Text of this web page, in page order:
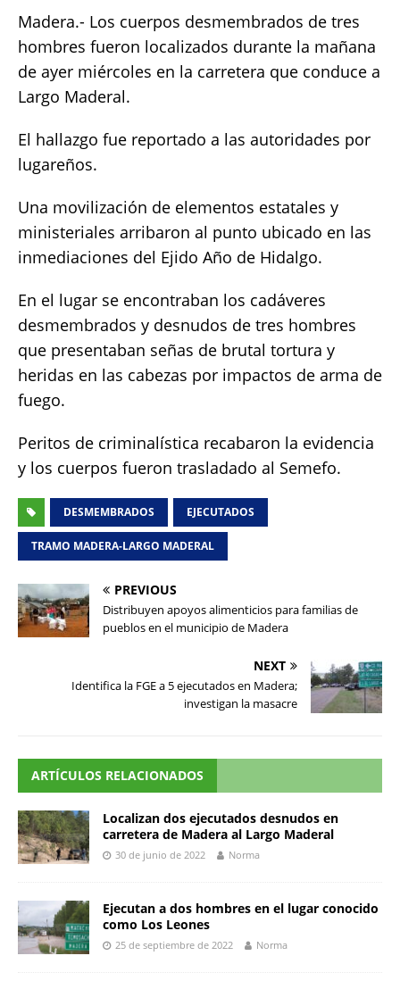
b
o
o
k
r A
p
p
Li
n
k
Madera.- Los cuerpos desmembrados de tres
hombres fueron localizados durante la mañana
de ayer miércoles en la carretera que conduce a
Largo Maderal.
El hallazgo fue reportado a las autoridades por
lugareños.
Una movilización de elementos estatales y
ministeriales arribaron al punto ubicado en las
inmediaciones del Ejido Año de Hidalgo.
En el lugar se encontraban los cadáveres
desmembrados y desnudos de tres hombres
que presentaban señas de brutal tortura y
heridas en las cabezas por impactos de arma de
fuego.
Peritos de criminalística recabaron la evidencia
y los cuerpos fueron trasladado al Semefo.
DESMEMBRADOS EJECUTADOS
TRAMO MADERA-LARGO MADERAL
PREVIOUS
Distribuyen apoyos alimenticios para familias de
pueblos en el municipio de Madera
NEXT
Identifica la FGE a 5 ejecutados en Madera;
investigan la masacre
ARTÍCULOS RELACIONADOS
Localizan dos ejecutados desnudos en
carretera de Madera al Largo Maderal
30 de junio de 2022 Norma
Ejecutan a dos hombres en el lugar conocido
como Los Leones
25 de septiembre de 2022 Norma